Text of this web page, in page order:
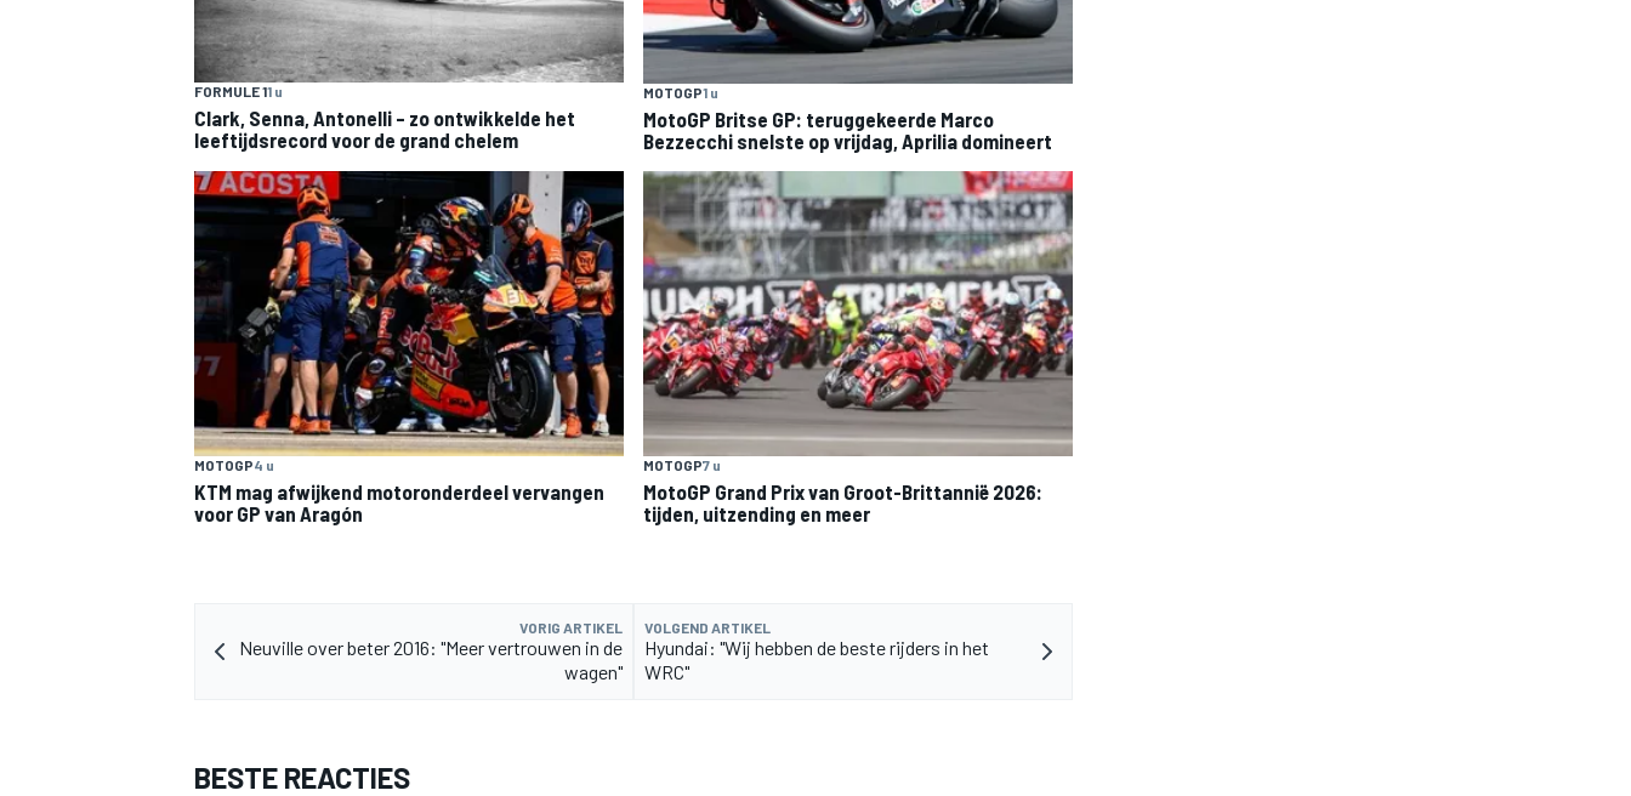
FORMULE 11 u
Clark, Senna, Antonelli – zo ontwikkelde het
leeftijdsrecord voor de grand chelem
MOTOGP1 u
MotoGP Britse GP: teruggekeerde Marco
Bezzecchi snelste op vrijdag, Aprilia domineert
MOTOGP4 u
KTM mag afwijkend motoronderdeel vervangen
voor GP van Aragón
MOTOGP7 u
MotoGP Grand Prix van Groot-Brittannië 2026:
tijden, uitzending en meer
VORIG ARTIKEL
Neuville over beter 2016: "Meer vertrouwen in de
wagen"
VOLGEND ARTIKEL
Hyundai: "Wij hebben de beste rijders in het
WRC"
BESTE REACTIES